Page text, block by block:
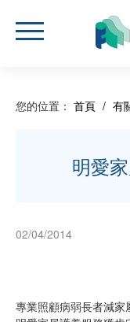
您的位置： 首頁 / 有
明愛
02/04/2014
專業照顧病弱長者減家